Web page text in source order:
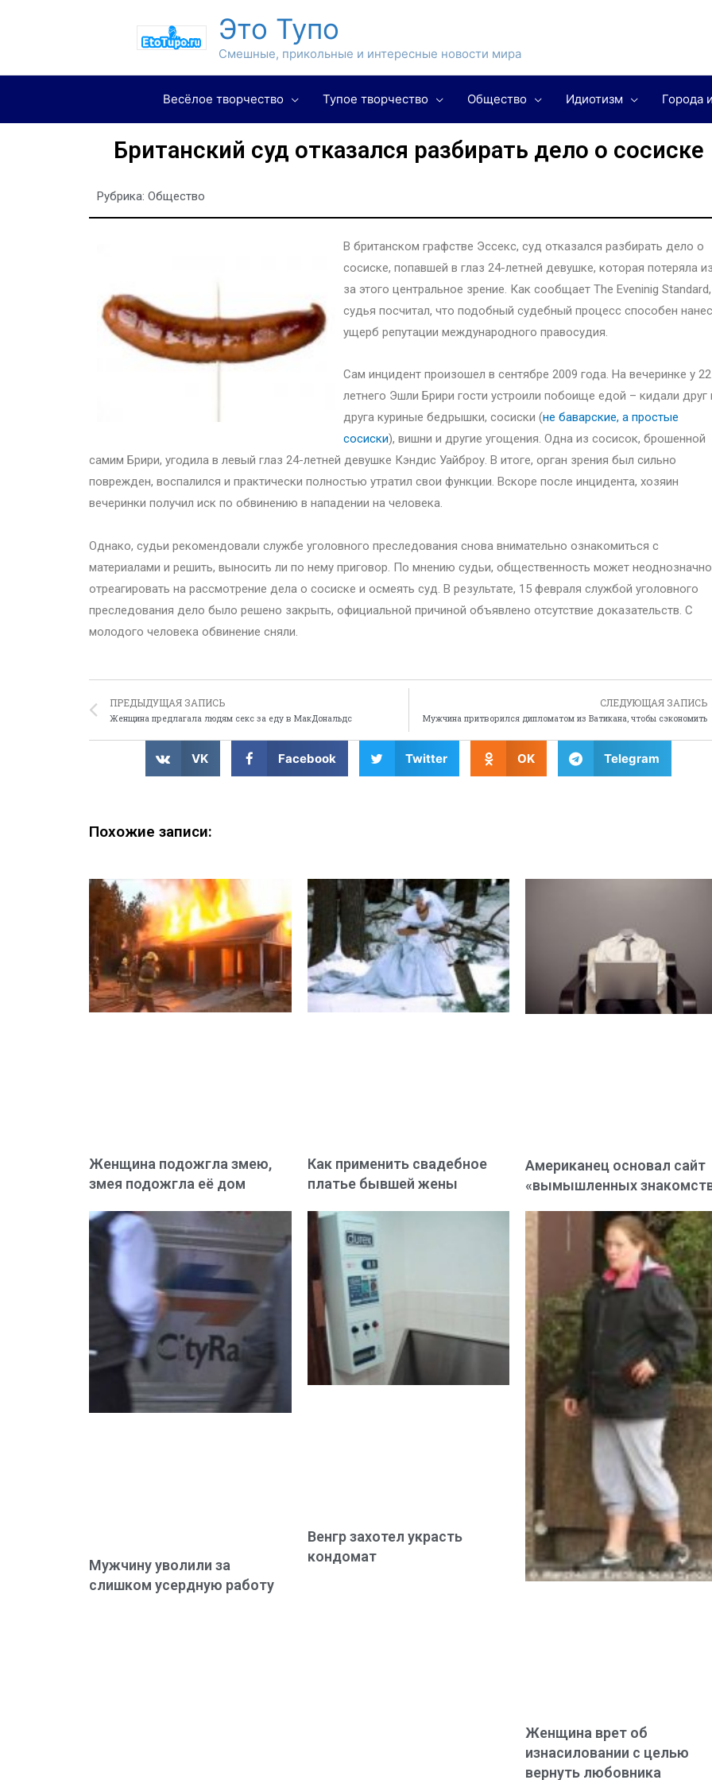
Это Тупо
Смешные, прикольные и интересные новости мира
Весёлое творчество Тупое творчество Общество Идиотизм Города
Британский суд отказался разбирать дело о сосиске
Рубрика: Общество
В британском графстве Эссекс, суд отказался разбирать дело о
сосиске, попавшей в глаз 24-летней девушке, которая потеряла
за этого центральное зрение. Как сообщает The Eveninig Standard,
судья посчитал, что подобный судебный процесс способен
ущерб репутации международного правосудия.
Сам инцидент произошел в сентябре 2009 года. На вечеринке у
летнего Эшли Брири гости устроили побоище едой – кидали друг
друга куриные бедрышки, сосиски (не баварские, а простые
сосиски), вишни и другие угощения. Одна из сосисок, брошенной
самим Брири, угодила в левый глаз 24-летней девушке Кэндис Уайброу. В итоге, орган зрения был сильно
поврежден, воспалился и практически полностью утратил свои функции. Вскоре после инцидента, хозяин
вечеринки получил иск по обвинению в нападении на человека.
Однако, судьи рекомендовали службе уголовного преследования снова внимательно ознакомиться с
материалами и решить, выносить ли по нему приговор. По мнению судьи, общественность может неоднозначно
отреагировать на рассмотрение дела о сосиске и осмеять суд. В результате, 15 февраля службой уголовного
преследования дело было решено закрыть, официальной причиной объявлено отсутствие доказательств. С
молодого человека обвинение сняли.
ПРЕДЫДУЩАЯ ЗАПИСЬ
Женщина предлагала людям секс за еду в МакДональдс
СЛЕДУЮЩАЯ ЗАПИСЬ
Мужчина притворился дипломатом из Ватикана, чтобы сэкономить
VK Facebook Twitter OK Telegram
Похожие записи:
Женщина подожгла змею,
змея подожгла её дом
Как применить свадебное
платье бывшей жены
Американец основал сайт
«вымышленных
Мужчину уволили за
слишком усердную работу
Венгр захотел украсть
кондомат
Женщина врет об
изнасиловании с целью
вернуть любовника